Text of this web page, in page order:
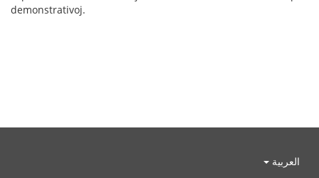
demonstrativoj.
العربية